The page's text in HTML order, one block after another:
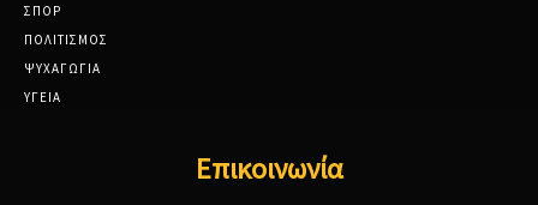
ΣΠΟΡ
ΠΟΛΙΤΙΣΜΟΣ
ΨΥΧΑΓΩΓΙΑ
ΥΓΕΙΑ
Επικοινωνία